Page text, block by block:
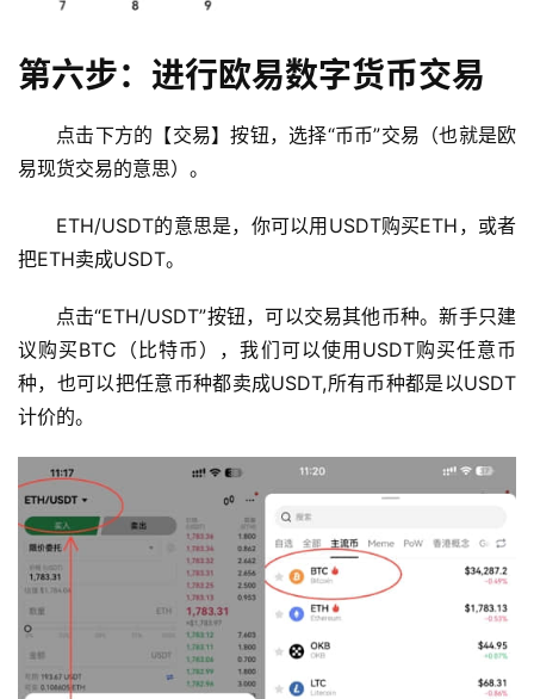
闻
情
分
常
见
问
题
第六步：进行欧易数字货币交易
点击下方的【交易】按钮，选择“币币”交易（也就是欧
易现货交易的意思）。
ETH/USDT的意思是，你可以用USDT购买ETH，或者
把ETH卖成USDT。
点击“ETH/USDT”按钮，可以交易其他币种。新手只建
议购买BTC（比特币），我们可以使用USDT购买任意币
种，也可以把任意币种都卖成USDT,所有币种都是以USDT
计价的。